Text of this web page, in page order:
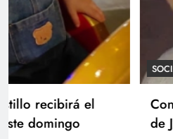
Con amor y alegría
de Juan